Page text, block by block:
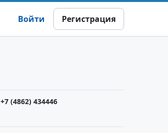
Войти Регистрация
+7 (4862) 434446